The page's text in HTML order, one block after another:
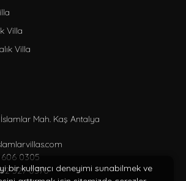
Villa
Villa
Mah. Kaş Antalya
0305
527 0370
bir kullanıcı deneyimi sunabilmek ve